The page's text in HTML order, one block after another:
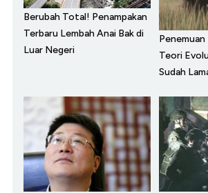
Berubah Total! Penampakan
Terbaru Lembah Anai Bak di
Luar Negeri
Teori
Sudah